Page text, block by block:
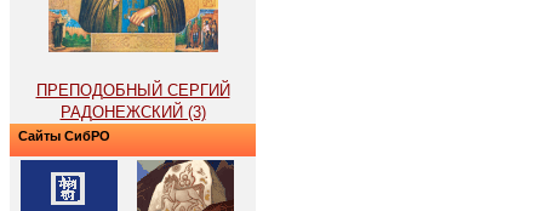
ПРЕПОДОБНЫЙ СЕРГИЙ
РАДОНЕЖСКИЙ (3)
Сайты СибРО